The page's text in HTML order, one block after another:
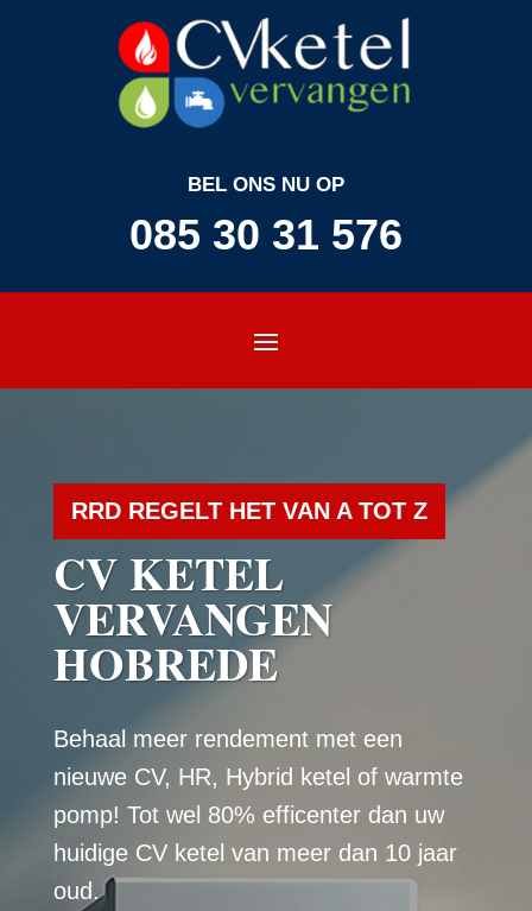
BEL ONS NU OP
085 30 31 576
RRD REGELT HET VAN A TOT Z
CV KETEL
VERVANGEN
HOBREDE
Behaal meer rendement met een
nieuwe CV, HR, Hybrid ketel of warmte
pomp! Tot wel 80% efficenter dan uw
huidige CV ketel van meer dan 10 jaar
oud.